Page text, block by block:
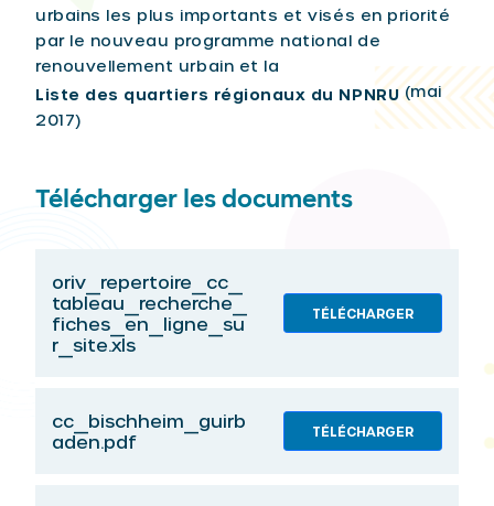
urbains les plus importants et visés en priorité
par le nouveau programme national de
renouvellement urbain et la
Liste des quartiers régionaux du NPNRU(mai
2017)
Télécharger les documents
oriv_repertoire_cc_
tableau_recherche_
fiches_en_ligne_su
r_site.xls
TÉLÉCHARGER
cc_bischheim_guirb
aden.pdf
TÉLÉCHARGER